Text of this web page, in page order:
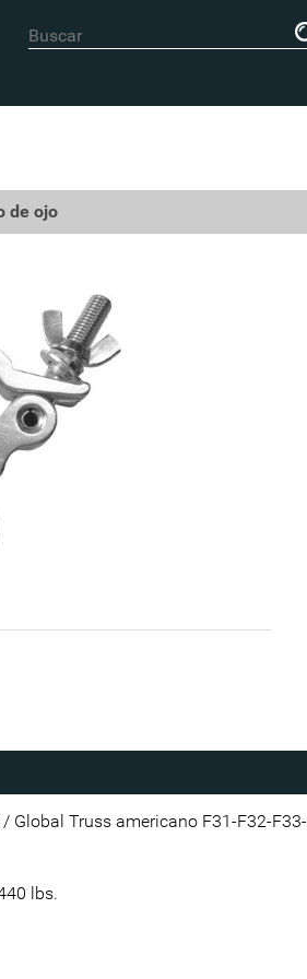
de ojo
Global Truss americano F31-F32-
lbs.